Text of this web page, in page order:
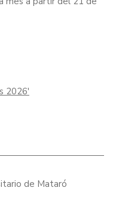
2026'
de Mataró